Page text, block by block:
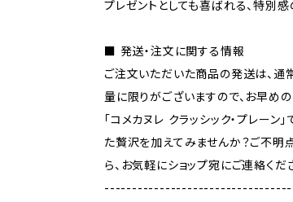
プレゼントとしても喜ばれる、特別感
■ 発送・注文に関する情報
ご注文いただいた商品の発送は、通
量に限りがございますので、お早め
「コメカヌレ クラッシック・プレーン
た贅沢を加えてみませんか？ご不明
ら、お気軽にショップ宛にご連絡くだ